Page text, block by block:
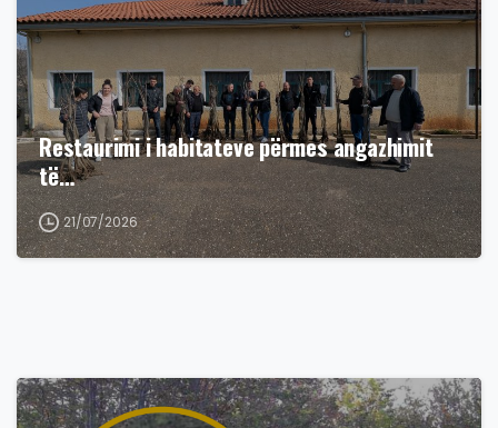
Restaurimi i habitateve përmes angazhimit
të…
21/07/2026